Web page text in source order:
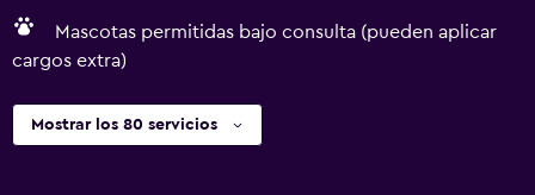
Mascotas permitidas bajo consulta (pueden aplicar
cargos extra)
Mostrar los 80 servicios